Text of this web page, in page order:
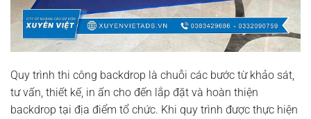
Quy trình thi công backdrop là chuỗi các bước từ khảo sát,
tư vấn, thiết kế, in ấn cho đến lắp đặt và hoàn thiện
backdrop tại địa điểm tổ chức. Khi quy trình được thực hiện